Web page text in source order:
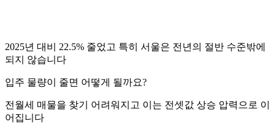
2025년 대비 22.5% 줄었고 특히 서울은 전년의 절반 수준밖에
되지 않습니다
입주 물량이 줄면 어떻게 될까요?
전월세 매물을 찾기 어려워지고 이는 전셋값 상승 압력으로 이
어집니다